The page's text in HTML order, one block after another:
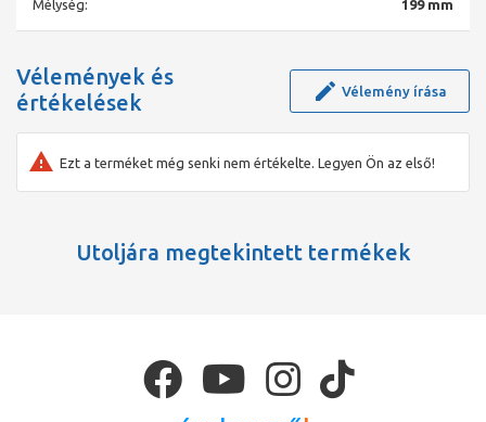
Medence mélység besorolás:200 mm alatt
Mosogató tájolása:nem kell tájolni
Mosogató típusa:kétmedencés mosogatók
Választható színek:Grey
Méret szerinti besorolás (mm):800 - 900 mm
Csomagolási hosszúság:1 050 mm
Csomagolási szélesség:580 mm
Mélység:
199 mm
Vélemények és
értékelések
Vélemény írása
Ezt a terméket még senki nem értékelte. Legyen Ön az első!
Utoljára megtekintett termékek